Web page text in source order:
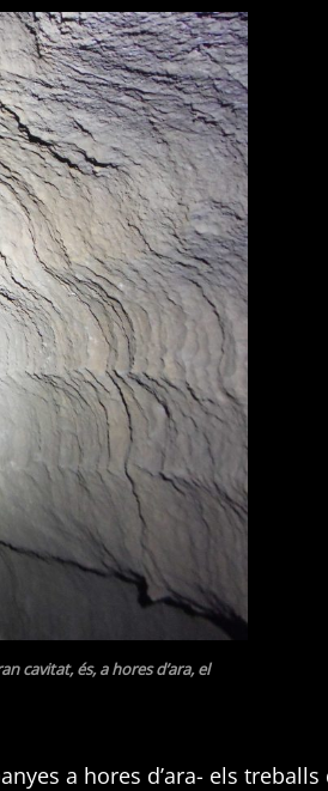
cavitat, és, a hores d’ara, el
a hores d’ara- els treballs